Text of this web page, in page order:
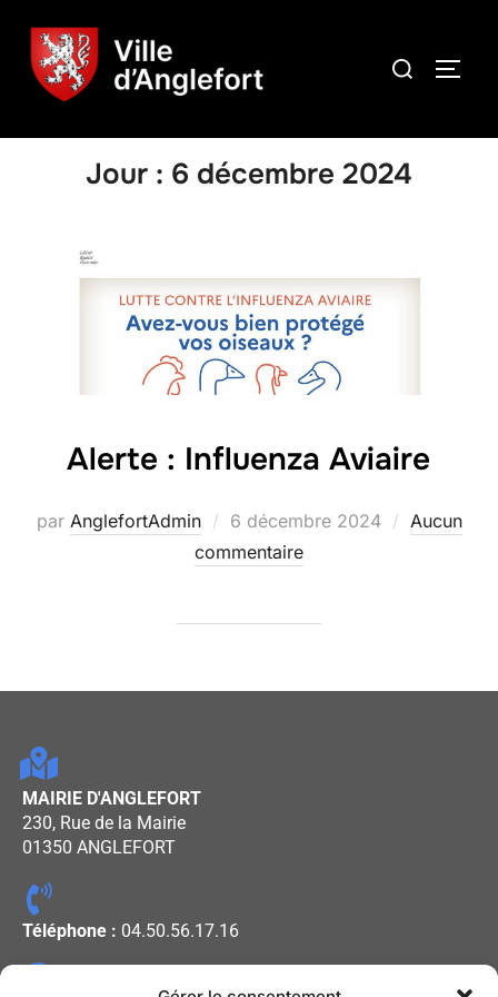
Jour : 6 décembre 2024
Alerte : Influenza Aviaire
par AnglefortAdmin 6 décembre 2024
Aucun
commentaire
MAIRIE D'ANGLEFORT
230, Rue de la Mairie
01350 ANGLEFORT
Téléphone : 04.50.56.17.16